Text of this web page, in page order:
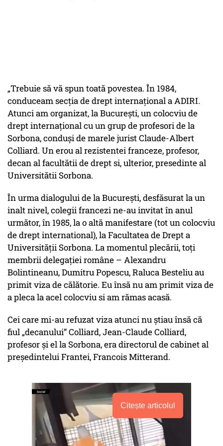
„Trebuie să vă spun toată povestea. În 1984,
conduceam secția de drept internațional a ADIRI.
Atunci am organizat, la București, un colocviu de
drept internațional cu un grup de profesori de la
Sorbona, conduși de marele jurist Claude-Albert
Colliard. Un erou al rezistentei franceze, profesor,
decan al facultătii de drept si, ulterior, presedinte al
Universitătii Sorbona.
În urma dialogului de la București, desfăsurat la un
inalt nivel, colegii francezi ne-au invitat în anul
următor, în 1985, la o altă manifestare (tot un colocviu
de drept international), la Facultatea de Drept a
Universității Sorbona. La momentul plecării, toți
membrii delegației române – Alexandru
Bolintineanu, Dumitru Popescu, Raluca Besteliu au
primit viza de călătorie. Eu însă nu am primit viza de
a pleca la acel colocviu si am rămas acasă.
Cei care mi-au refuzat viza atunci nu știau însă că
fiul „decanului” Colliard, Jean-Claude Colliard,
profesor și el la Sorbona, era directorul de cabinet al
președintelui Frantei, Francois Mitterand.
Citește articolul